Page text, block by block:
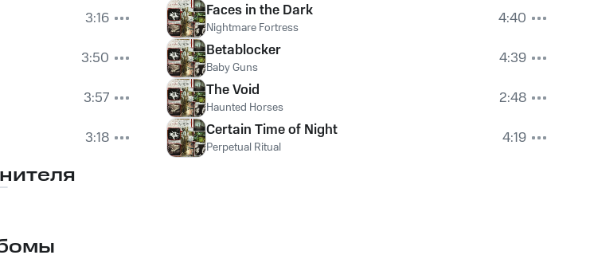
3:16
3:50
3:57
3:18
Faces in the Dark
Nightmare Fortress
4:40
Betablocker
Baby Guns
4:39
The Void
Haunted Horses
2:48
Certain Time of Night
Perpetual Ritual 4:19